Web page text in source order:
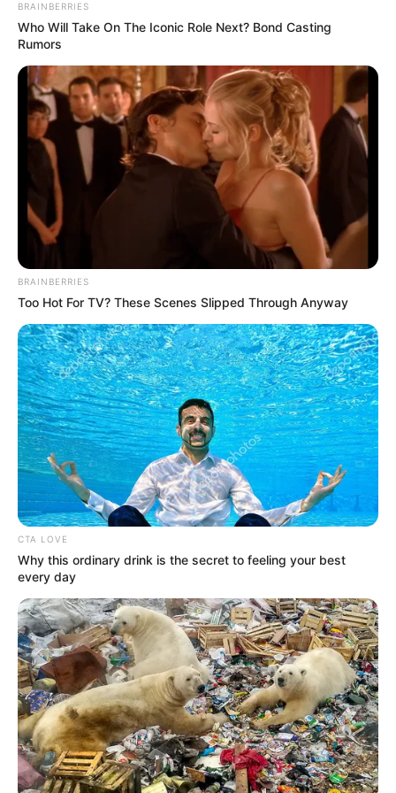
έφυγε από την ζωή
Ακολουθήστε το evianews.com στο
News
ΤΑ ΠΙΟ ΔΗΜΟΦΙΛΗ
BRAINBERRIES
Who Will Take On The Iconic Role Next? Bond Casting
Rumors
BRAINBERRIES
Too Hot For TV? These Scenes Slipped Through Anyway
CTA LOVE
Why this ordinary drink is the secret to feeling your best
every day